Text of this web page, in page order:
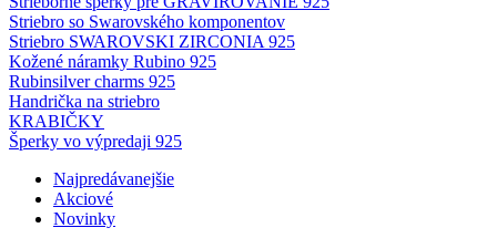
Striebro so Swarovského komponentov
Striebro SWAROVSKI ZIRCONIA 925
Kožené náramky Rubino 925
Rubinsilver charms 925
Handrička na striebro
KRABIČKY
Šperky vo výpredaji 925
Najpredávanejšie
Akciové
Novinky